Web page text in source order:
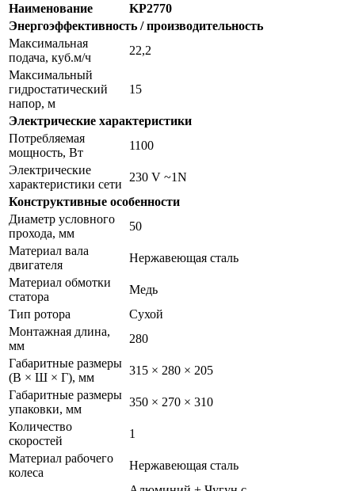
Наименование
KP2770
Энергоэффективность / производительность
Максимальная
подача, куб.м/ч
22,2
Максимальный
гидростатический
напор, м
15
Электрические характеристики
Потребляемая
мощность, Вт
1100
Электрические
характеристики сети
230 V ~1N
Конструктивные особенности
Диаметр условного
прохода, мм
50
Материал вала
двигателя
Нержавеющая сталь
Материал обмотки
статора
Медь
Тип ротора
Сухой
Монтажная длина,
мм
280
Габаритные размеры
(В × Ш × Г), мм
315 × 280 × 205
Габаритные размеры
упаковки, мм
350 × 270 × 310
Количество
скоростей
1
Материал рабочего
колеса
Нержавеющая сталь